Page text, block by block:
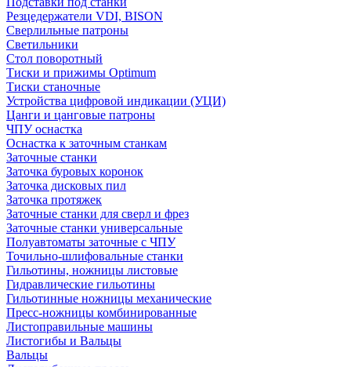
Резцедержатели VDI, BISON
Сверлильные патроны
Светильники
Стол поворотный
Тиски и прижимы Optimum
Тиски станочные
Устройства цифровой индикации (УЦИ)
Цанги и цанговые патроны
ЧПУ оснастка
Оснастка к заточным станкам
Заточные станки
Заточка буровых коронок
Заточка дисковых пил
Заточка протяжек
Заточные станки для сверл и фрез
Заточные станки универсальные
Полуавтоматы заточные с ЧПУ
Точильно-шлифовальные станки
Гильотины, ножницы листовые
Гидравлические гильотины
Гильотинные ножницы механические
Пресс-ножницы комбинированные
Листоправильные машины
Листогибы и Вальцы
Вальцы